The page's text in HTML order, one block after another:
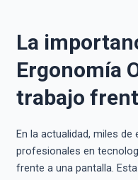
La
Ergonomía
trabajo
En la actualidad, miles
profesionales en
frente a una pantalla.